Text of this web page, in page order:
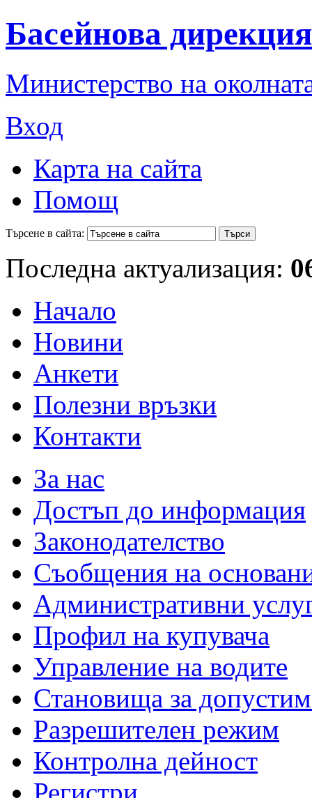
Басейнова
Министерство на
Вход
Карта на сайта
Помощ
Търсене в сайта:
Последна актуализация:
Начало
Новини
Анкети
Полезни връзки
Контакти
За нас
Достъп до информация
Законодателство
Съобщения на
Административни
Профил на купувача
Управление на водите
Становища за
Разрешителен режим
Контролна дейност
Регистри